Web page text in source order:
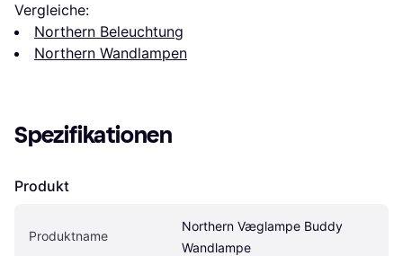
Vergleiche:
Northern Beleuchtung
Northern Wandlampen
Spezifikationen
Produkt
Produktname
Northern Væglampe Buddy
Wandlampe